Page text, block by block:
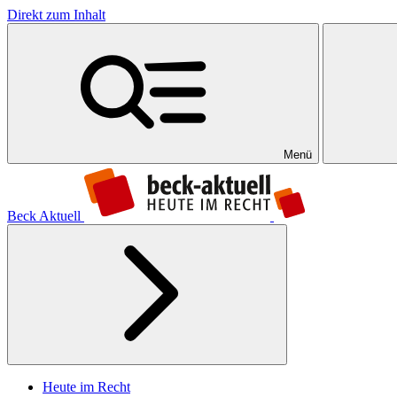
Direkt zum Inhalt
Menü
Beck Aktuell
Heute im Recht